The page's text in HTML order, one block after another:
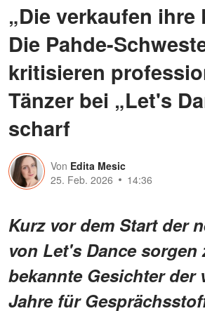
„Die verkaufen ihre
Die Pahde-
kritisieren
Tänzer bei „Let's
scharf
Von Edita Mesic
25. Feb. 2026
14:36
Kurz vor dem Start der
von Let's Dance sorgen
bekannte Gesichter der
Jahre für